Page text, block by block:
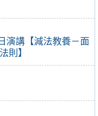
演講【減法教養－面
則】